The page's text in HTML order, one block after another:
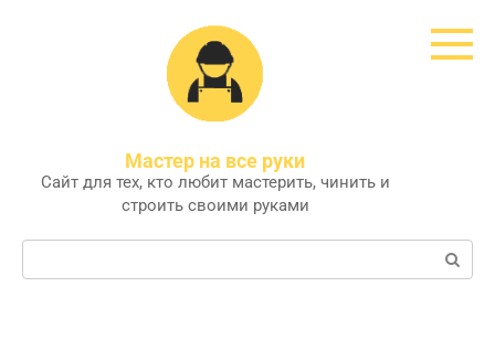
Мастер на все руки
Сайт для тех, кто любит мастерить, чинить и
строить своими руками
Поиск: